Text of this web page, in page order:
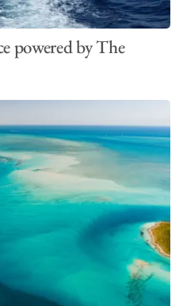
powered by The